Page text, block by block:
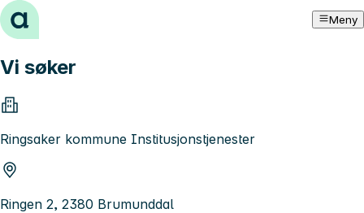
Hopp til innhold Meny
Vi søker
Ringsaker kommune Institusjonstjenester
Ringen 2, 2380 Brumunddal